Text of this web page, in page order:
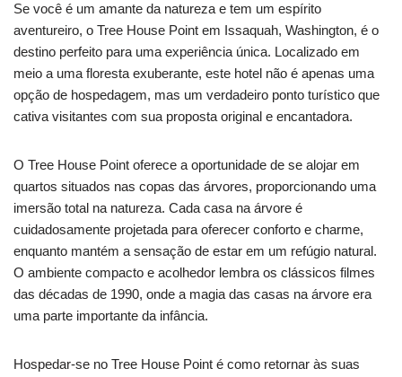
Se você é um amante da natureza e tem um espírito
aventureiro, o Tree House Point em Issaquah, Washington, é o
destino perfeito para uma experiência única. Localizado em
meio a uma floresta exuberante, este hotel não é apenas uma
opção de hospedagem, mas um verdadeiro ponto turístico que
cativa visitantes com sua proposta original e encantadora.
O Tree House Point oferece a oportunidade de se alojar em
quartos situados nas copas das árvores, proporcionando uma
imersão total na natureza. Cada casa na árvore é
cuidadosamente projetada para oferecer conforto e charme,
enquanto mantém a sensação de estar em um refúgio natural.
O ambiente compacto e acolhedor lembra os clássicos filmes
das décadas de 1990, onde a magia das casas na árvore era
uma parte importante da infância.
Hospedar-se no Tree House Point é como retornar às suas